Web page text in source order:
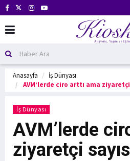
Anasayfa
İş Dünyası
AVM’lerde ciro arttı ama ziyaretçi
İş Dünyası
AVM’lerde
ziyaretçi